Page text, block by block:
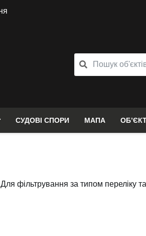
СУДОВІ СПОРИ МАПА
Для фільтрування за типом